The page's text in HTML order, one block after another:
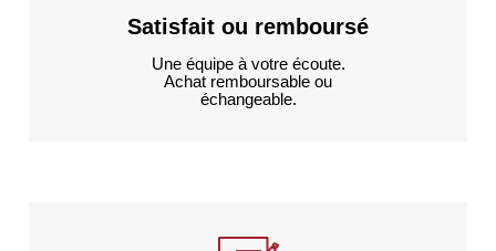
Satisfait ou remboursé
Une équipe à votre écoute.
Achat remboursable ou
échangeable.